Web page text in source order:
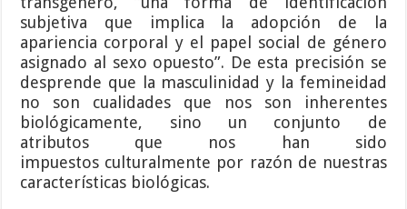
subjetiva que implica la adopción de la
apariencia corporal y el papel social de género
asignado al sexo opuesto”. De esta precisión se
desprende que la masculinidad y la femineidad
no son cualidades que nos son inherentes
biológicamente, sino un conjunto de
atributos que nos han sido
impuestos culturalmente por razón de nuestras
características biológicas.